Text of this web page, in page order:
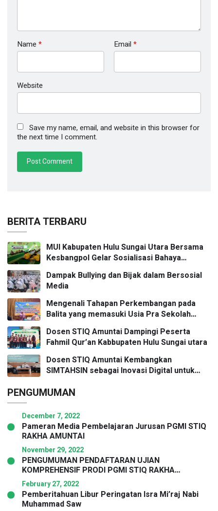
Name * Email *
Website
Save my name, email, and website in this browser for
the next time I comment.
BERITA TERBARU
MUI Kabupaten Hulu Sungai Utara Bersama
Kesbangpol Gelar Sosialisasi Bahaya
Dampak Bullying dan Bijak dalam Bersosial
Media
Mengenali Tahapan Perkembangan pada
Balita yang memasuki Usia Pra Sekolah
(FOKUS) KB Sunflower
Dosen STIQ Amuntai Dampingi Peserta
Fahmil Qur’an Kabbupaten Hulu Sungai utara
Dosen STIQ Amuntai Kembangkan
SIMTAHSIN sebagai Inovasi Digital untuk
SMP
PENGUMUMAN
December 7, 2022
Pameran Media Pembelajaran Jurusan PGMI STIQ
RAKHA AMUNTAI
November 29, 2022
PENGUMUMAN PENDAFTARAN UJIAN
KOMPREHENSIF PRODI PGMI STIQ RAKHA
AMUNTAI
February 27, 2022
Pemberitahuan Libur Peringatan Isra Mi’raj Nabi
Muhammad Saw